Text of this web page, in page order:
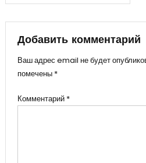
записям
Добавить комментарий
Ваш адрес email не будет
помечены *
Комментарий *